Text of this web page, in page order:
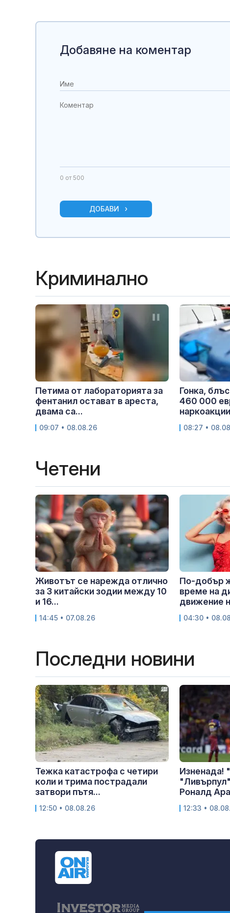
Добавяне на коментар
0 от 500
ДОБАВИ
Криминално
Петима от лабораторията за
фентанил остават в ареста,
двама са...
09:07 • 08.08.26
Гонка,
460 000
08:27 •
Четени
Животът се нарежда отлично
за 3 китайски зодии между 10
и 16...
14:45 • 07.08.26
По-добър
време на
движение
04:30 •
Последни новини
Тежка катастрофа с четири
коли и трима пострадали
затвори пътя...
12:50 • 08.08.26
Изненада!
Роналд
12:33 •